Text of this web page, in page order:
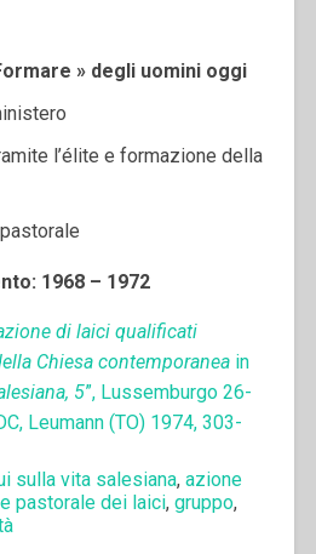
» degli uomini oggi
l’élite e formazione della
1968 – 1972
di laici qualificati
Chiesa contemporanea in
5”, Lussemburgo 26-
Leumann (TO) 1974, 303-
sulla vita salesiana, azione
pastorale dei laici, gruppo,